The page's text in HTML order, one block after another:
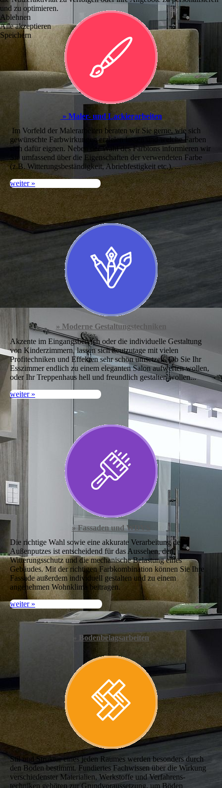
» Maler- und Lackier­arbeiten
Im Vorfeld der Malerarbeiten beraten wir Sie gerne, wie sich
gewünschte Farbwirkungen er­zielen lassen und welche Farben
sich dafür eig­nen. Neben der Wahl des Farbtons informier­en wir
Sie umfassend über die Eigenschaften der verwendeten Farbe
(z.B. Witterungs­bestän­digkeit, Abriebfestigkeit etc.), ...
weiter »
» Moderne Gestaltungs­techniken
Akzente im Eingangsbereich oder die indivi­duelle Gestaltung
von Kinderzimmern, lassen sich heutzutage mit vielen
Profitechniken und Effekten sehr schön umsetzen. Ob Sie Ihr
Ess­zimmer endlich zu einem eleganten Salon auf­werten wollen,
oder Ihr Treppenhaus hell und freundlich gestalten wollen...
weiter »
» Fassaden und WDVS
Die richtige Wahl sowie eine akkurate Verarbei­tung des
Außenputzes ist entscheidend für das Aussehen, den
Witterungsschutz und die mech­anische Belastung eines
Gebäudes. Mit der rich­tigen Farbkombination können Sie Ihre
Fassade außerdem individuell gestalten und zu einem
angenehmen Wohnklima beitragen.
weiter »
» Bodenbelagsarbeiten
Stil und Struktur eines jeden Raumes werden besonders durch
den Boden bestimmt. Fun­diertes Fachwissen über die Wirkung
verschie­denster Materialien, Werkstoffe und Verfahr­ens­
techniken gehören zur Grundvoraussetzung, um Böden
und zu optimieren.
Ablehnen
Alle akzeptieren
Speichern